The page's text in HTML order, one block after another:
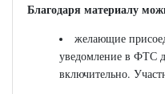
Благодаря материалу
желающие
уведомление в ФТС
включительно.